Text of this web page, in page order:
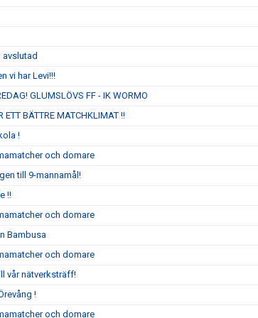
vi har Levi!!!
GLUMSLÖVS FF - IK WORMO
BÄTTRE MATCHKLIMAT !!
!
och domare
till 9-mannamål!
!!
och domare
Bambusa
och domare
vår nätverksträff!
!
och domare